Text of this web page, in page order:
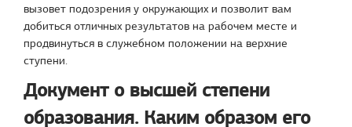
вызовет подозрения у окружающих и позволит вам
добиться отличных результатов на рабочем месте и
продвинуться в служебном положении на верхние
ступени.
Документ о высшей степени
образования. Каким образом его